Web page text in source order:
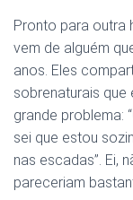
Pronto para outra
vem de alguém
anos. Eles
sobrenaturais que
grande problema:
sei que estou
nas escadas”. Ei,
pareceriam